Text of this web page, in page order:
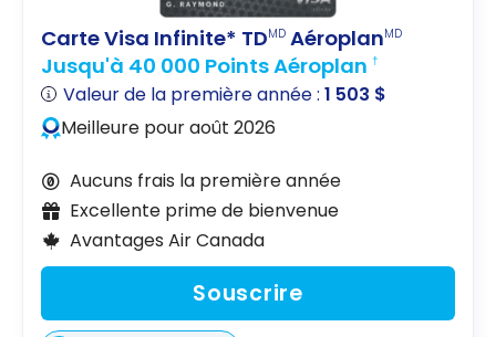
Carte Visa Infinite* TDMD AéroplanMD
Jusqu'à 40 000 Points Aéroplan †
Valeur de la première année :1 503 $
Meilleure pour août 2026
Aucuns frais la première année
Excellente prime de bienvenue
Avantages Air Canada
Souscrire